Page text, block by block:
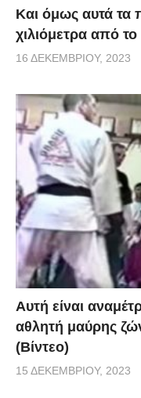
Και όμως αυτά τα
χιλιόμετρα από
16 ΔΕΚΕΜΒΡΊΟΥ, 2023
Αυτή είναι
αθλητή μαύρης
(Βίντεο)
15 ΔΕΚΕΜΒΡΊΟΥ, 2023